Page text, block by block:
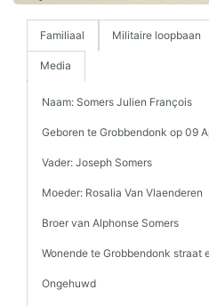
Familiaal Militaire loopbaan
Media
Naam: Somers Julien François
Geboren te Grobbendonk op 09
Vader: Joseph Somers
Moeder: Rosalia Van Vlaenderen
Broer van Alphonse Somers
Wonende te Grobbendonk straat
Ongehuwd